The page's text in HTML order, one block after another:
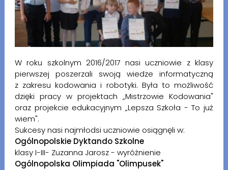
W roku szkolnym 2016/2017 nasi uczniowie z klasy
pierwszej poszerzali swoją wiedze informatyczną
z zakresu kodowania i robotyki. Była to możliwość
dzięki pracy w projektach „Mistrzowie Kodowania"
oraz projekcie edukacyjnym „Lepsza Szkoła - To już
wiem".
Sukcesy nasi najmłodsi uczniowie osiągnęli w:
Ogólnopolskie Dyktando Szkolne
klasy I-III- Zuzanna Jarosz - wyróżnienie
Ogólnopolska Olimpiada "Olimpusek"